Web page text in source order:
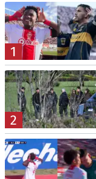
1
2